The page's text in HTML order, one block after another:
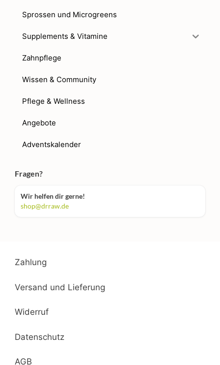
Sprossen und Microgreens
Supplements & Vitamine
Zahnpflege
Wissen & Community
Pflege & Wellness
Angebote
Adventskalender
Fragen?
Wir helfen dir gerne!
shop@drraw.de
Zahlung
Versand und Lieferung
Widerruf
Datenschutz
AGB